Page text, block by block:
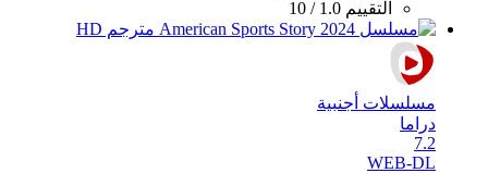
التقييم 1.0 / 10
مسلسلات أجنبية
دراما
7.2
WEB-DL